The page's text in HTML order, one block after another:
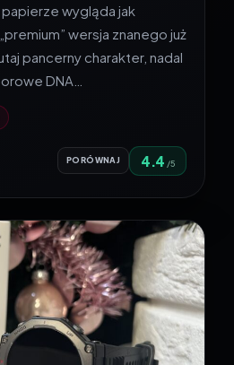
wygląda jak
wersja znanego już
pancerny charakter, nadal
DNA…
PORÓWNAJ 4.4 /5